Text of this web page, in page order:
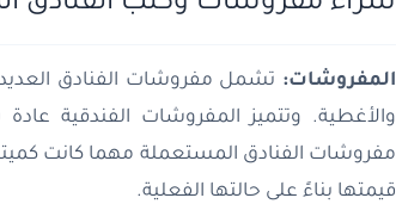
المفروشات: تشمل مفروشات الفنادق العديد
والأغطية. وتتميز المفروشات الفندقية عادة
مفروشات الفنادق المستعملة مهما كانت
قيمتها بناءً على حالتها الفعلية.